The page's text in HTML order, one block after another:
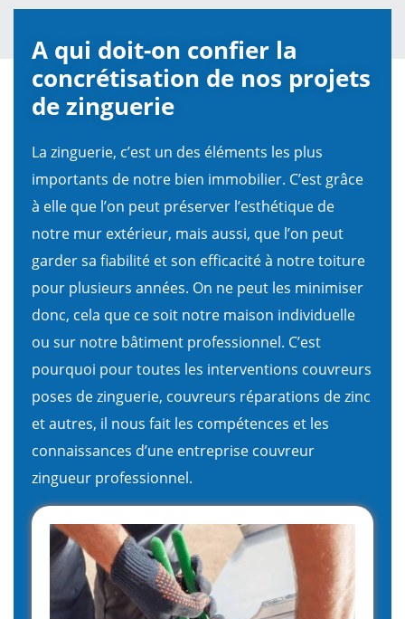
A qui doit-on confier la
concrétisation de nos projets
de zinguerie
La zinguerie, c’est un des éléments les plus
importants de notre bien immobilier. C’est grâce
à elle que l’on peut préserver l’esthétique de
notre mur extérieur, mais aussi, que l’on peut
garder sa fiabilité et son efficacité à notre toiture
pour plusieurs années. On ne peut les minimiser
donc, cela que ce soit notre maison individuelle
ou sur notre bâtiment professionnel. C’est
pourquoi pour toutes les interventions couvreurs
poses de zinguerie, couvreurs réparations de zinc
et autres, il nous fait les compétences et les
connaissances d’une entreprise couvreur
zingueur professionnel.